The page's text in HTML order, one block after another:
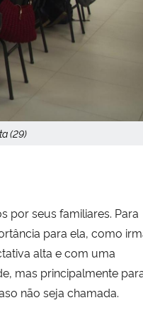
(29)
por seus familiares. Para
para ela, como
alta e com uma
mas principalmente
não seja chamada.